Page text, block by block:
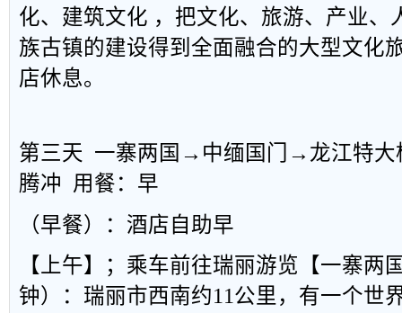
化、建筑文化 ，把文化、旅游、产业、
族古镇的建设得到全面融合的大型文化
店休息。
第三天 一寨两国→中缅国门→龙江特
腾冲 用餐：早
（早餐）：酒店自助早
【上午】；乘车前往瑞丽游览【一寨两
钟）：瑞丽市西南约11公里，有一个世